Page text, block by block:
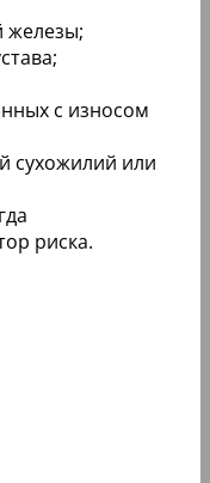
железы;
с износом
сухожилий или
риска.